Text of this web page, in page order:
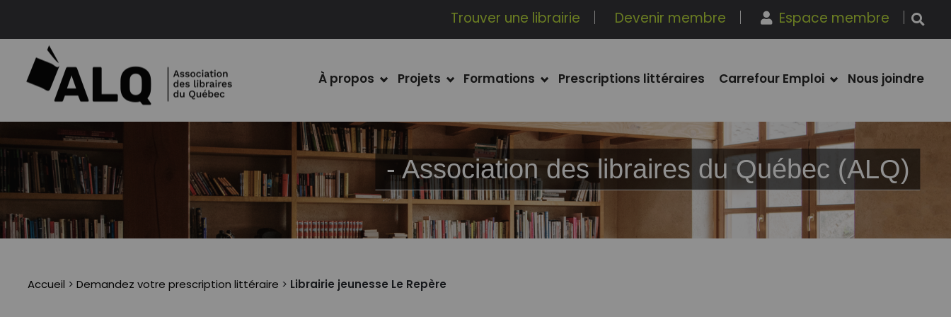
Trouver une librairie Devenir membre Espace membre
À propos Projets Formations Prescriptions littéraires Carrefour Emploi Nous joindre
- Association des libraires du Québec (ALQ)
Accueil > Demandez votre prescription littéraire > Librairie jeunesse Le Repère